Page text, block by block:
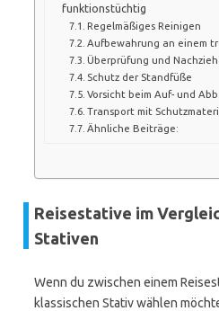
funktionstüchtig
Regelmäßiges Reinigen
Aufbewahrung an einem
Überprüfung und
Schutz der Standfüße
Vorsicht beim Auf- und
Transport mit
Ähnliche Beiträge:
Reisestative im
Stativen
Wenn du zwischen einem
klassischen Stativ wählen